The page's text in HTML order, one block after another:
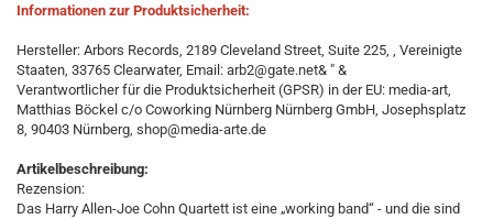
Informationen zur Produktsicherheit:
Hersteller: Arbors Records, 2189 Cleveland Street, Suite 225, , Vereinigte
Staaten, 33765 Clearwater, Email: arb2@gate.net& " &
Verantwortlicher für die Produktsicherheit (GPSR) in der EU: media-art,
Matthias Böckel c/o Coworking Nürnberg Nürnberg GmbH, Josephsplatz
8, 90403 Nürnberg, shop@media-arte.de
Artikelbeschreibung:
Rezension:
Das Harry Allen-Joe Cohn Quartett ist eine „working band“ - und die sind